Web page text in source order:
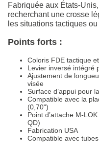
Fabriquée aux États-
recherchant une crosse
les situations tactiques
Points forts :
Coloris FDE tactique
Levier inversé intégré
Ajustement de
visée
Surface d’appui pour
Compatible avec la
(0,70")
Point d’attache M-
QD)
Fabrication USA
Compatible avec